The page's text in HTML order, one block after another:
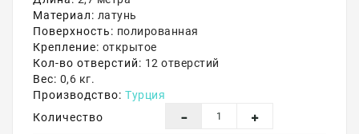
Материал: латунь
Поверхность: полированная
Крепление: открытое
Кол-во отверстий: 12 отверстий
Вес: 0,6 кг.
Производство: Турция
Количество